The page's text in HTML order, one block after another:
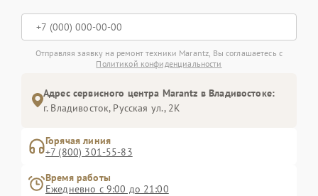
Отправляя заявку на ремонт техники Marantz, Вы соглашаетесь с
Политикой конфиденциальности
Адрес сервисного центра Marantz в Владивостоке:
г. Владивосток, Русская ул., 2К
Горячая линия
+7 (800) 301-55-83
Время работы
Ежедневно с 9:00 до 21:00